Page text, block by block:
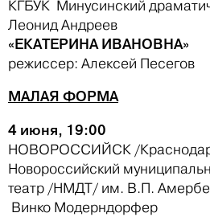
КГБУК Минусинский
Леонид Андреев
«ЕКАТЕРИНА ИВАНОВНА»
режиссер: Алексей Песегов
МАЛАЯ ФОРМА
4 июня, 19:00
НОВОРОССИЙСК /
Новороссийский
театр /НМДТ/ им. В.П.
Винко Модерндорфер